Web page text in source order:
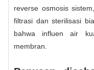
reverse osmosis
filtrasi dan sterilisasi
bahwa influen air
membran.